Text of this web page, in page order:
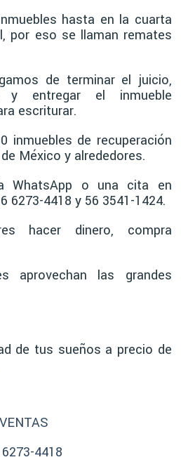
hasta en la cuarta
por eso se llaman remates
de terminar el juicio,
y entregar el inmueble
escriturar.
inmuebles de recuperación
México y alrededores.
WhatsApp o una cita en
6273-4418 y 56 3541-1424.
hacer dinero, compra
aprovechan las grandes
de tus sueños a precio de
VENTAS
4418